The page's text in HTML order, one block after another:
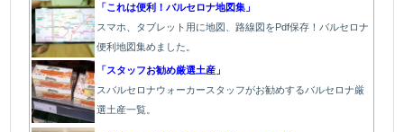
「これは便利！バルセロナ地図集」
スマホ、タブレット用に地図、路線図をPdf保存！バルセロナ
便利地図集めました。
「スタッフお勧め厳選土産」
スバルセロナウォーカースタッフがお勧めするバルセロナ厳
選土産一覧。